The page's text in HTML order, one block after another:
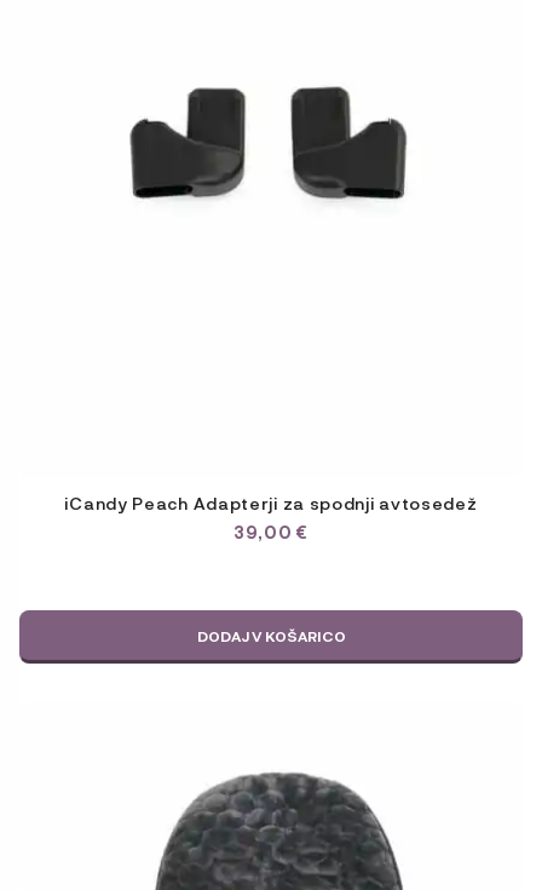
iCandy Peach Adapterji za spodnji avtosedež
39,00€
DODAJ V KOŠARICO